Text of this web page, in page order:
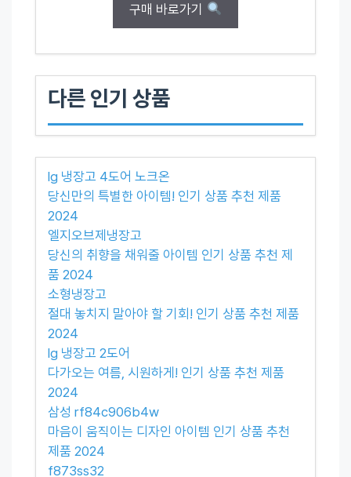
구매 바로가기
다른 인기 상품
lg 냉장고 4도어 노크온
당신만의 특별한 아이템! 인기 상품 추천 제품
2024
엘지오브제냉장고
당신의 취향을 채워줄 아이템 인기 상품 추천 제
품 2024
소형냉장고
절대 놓치지 말아야 할 기회! 인기 상품 추천 제품
2024
lg 냉장고 2도어
다가오는 여름, 시원하게! 인기 상품 추천 제품
2024
삼성 rf84c906b4w
마음이 움직이는 디자인 아이템 인기 상품 추천
제품 2024
f873ss32